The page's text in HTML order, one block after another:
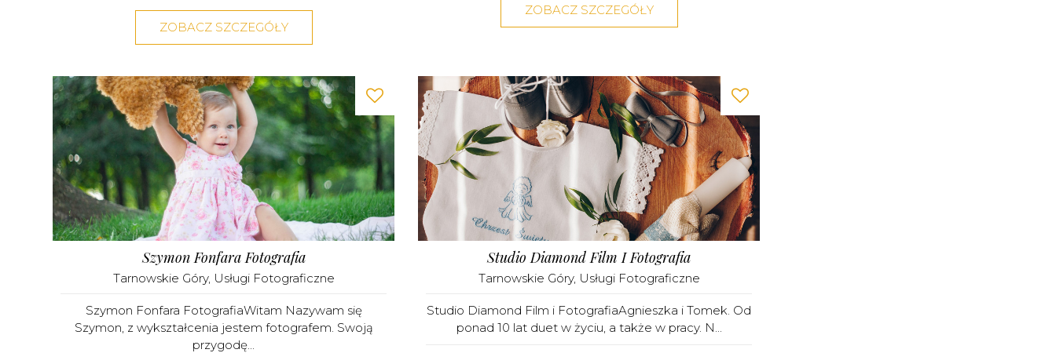
ZOBACZ SZCZEGÓŁY
ZOBACZ SZCZEGÓŁY
Szymon Fonfara Fotografia
Tarnowskie Góry, Usługi Fotograficzne
Szymon Fonfara FotografiaWitam Nazywam się
Szymon, z wykształcenia jestem fotografem. Swoją
przygodę...
Studio Diamond Film I Fotografia
Tarnowskie Góry, Usługi Fotograficzne
Studio Diamond Film i FotografiaAgnieszka i Tomek. Od
ponad 10 lat duet w życiu, a także w pracy. N...